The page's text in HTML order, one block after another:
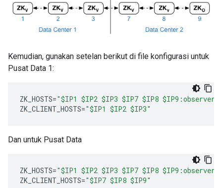
Kemudian, gunakan setelan berikut di file konfigurasi untuk
Pusat Data 1:
ZK_HOSTS="$IP1 $IP2 $IP3 $IP7 $IP8 $IP9:observer"
ZK_CLIENT_HOSTS="$IP1 $IP2 $IP3"
Dan untuk Pusat Data
ZK_HOSTS="$IP1 $IP2 $IP3 $IP7 $IP8 $IP9:observer"
ZK_CLIENT_HOSTS="$IP7 $IP8 $IP9"